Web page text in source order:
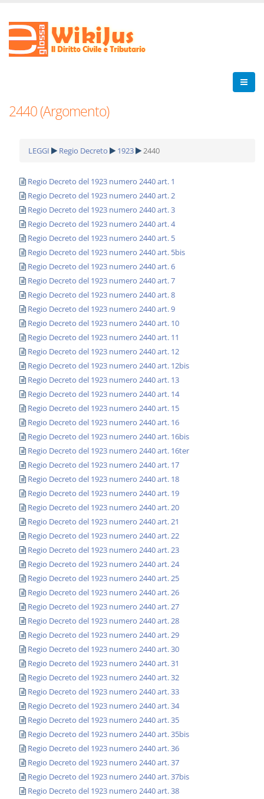
2440 (Argomento)
LEGGI Regio Decreto 1923 2440
Regio Decreto del 1923 numero 2440 art. 1
Regio Decreto del 1923 numero 2440 art. 2
Regio Decreto del 1923 numero 2440 art. 3
Regio Decreto del 1923 numero 2440 art. 4
Regio Decreto del 1923 numero 2440 art. 5
Regio Decreto del 1923 numero 2440 art. 5bis
Regio Decreto del 1923 numero 2440 art. 6
Regio Decreto del 1923 numero 2440 art. 7
Regio Decreto del 1923 numero 2440 art. 8
Regio Decreto del 1923 numero 2440 art. 9
Regio Decreto del 1923 numero 2440 art. 10
Regio Decreto del 1923 numero 2440 art. 11
Regio Decreto del 1923 numero 2440 art. 12
Regio Decreto del 1923 numero 2440 art. 12bis
Regio Decreto del 1923 numero 2440 art. 13
Regio Decreto del 1923 numero 2440 art. 14
Regio Decreto del 1923 numero 2440 art. 15
Regio Decreto del 1923 numero 2440 art. 16
Regio Decreto del 1923 numero 2440 art. 16bis
Regio Decreto del 1923 numero 2440 art. 16ter
Regio Decreto del 1923 numero 2440 art. 17
Regio Decreto del 1923 numero 2440 art. 18
Regio Decreto del 1923 numero 2440 art. 19
Regio Decreto del 1923 numero 2440 art. 20
Regio Decreto del 1923 numero 2440 art. 21
Regio Decreto del 1923 numero 2440 art. 22
Regio Decreto del 1923 numero 2440 art. 23
Regio Decreto del 1923 numero 2440 art. 24
Regio Decreto del 1923 numero 2440 art. 25
Regio Decreto del 1923 numero 2440 art. 26
Regio Decreto del 1923 numero 2440 art. 27
Regio Decreto del 1923 numero 2440 art. 28
Regio Decreto del 1923 numero 2440 art. 29
Regio Decreto del 1923 numero 2440 art. 30
Regio Decreto del 1923 numero 2440 art. 31
Regio Decreto del 1923 numero 2440 art. 32
Regio Decreto del 1923 numero 2440 art. 33
Regio Decreto del 1923 numero 2440 art. 34
Regio Decreto del 1923 numero 2440 art. 35
Regio Decreto del 1923 numero 2440 art. 35bis
Regio Decreto del 1923 numero 2440 art. 36
Regio Decreto del 1923 numero 2440 art. 37
Regio Decreto del 1923 numero 2440 art. 37bis
Regio Decreto del 1923 numero 2440 art. 38